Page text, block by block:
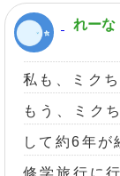
れーな
私も、ミク
もう、ミク
して約6年が
修学旅行に